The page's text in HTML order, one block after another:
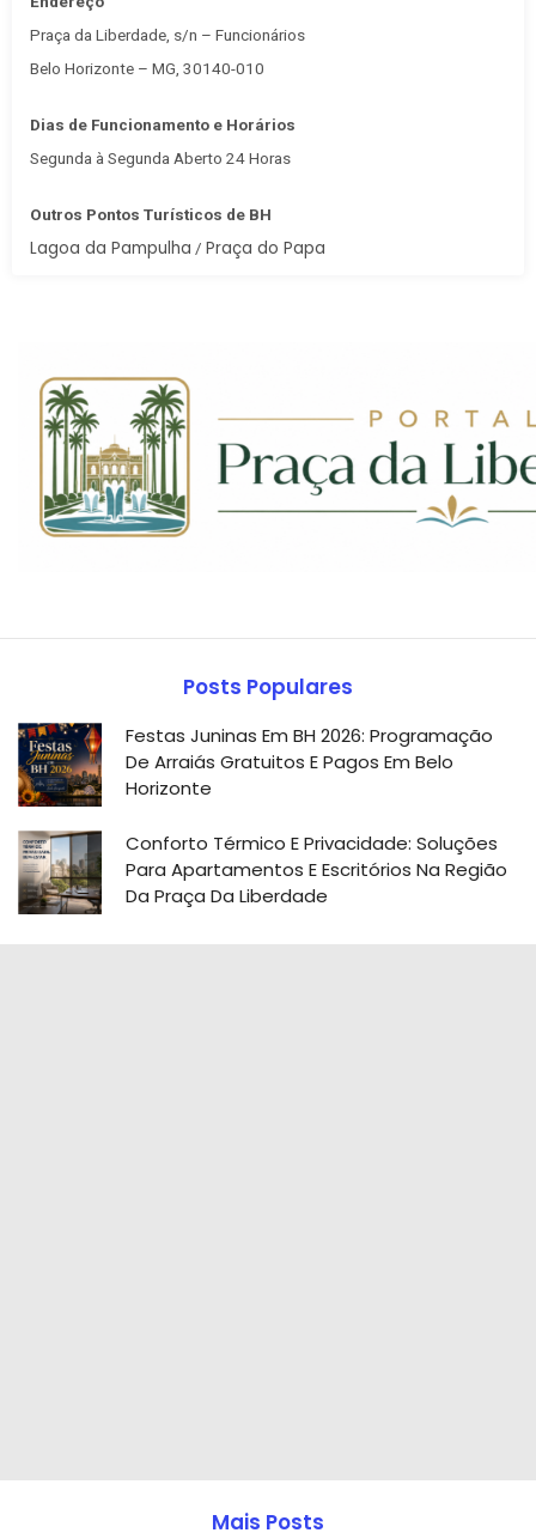
Praça da Liberdade, s/n – Funcionários
Belo Horizonte – MG, 30140-010
Dias de Funcionamento e Horários
Segunda à Segunda Aberto 24 Horas
Outros Pontos Turísticos de BH
Lagoa da Pampulha / Praça do Papa
Posts Populares
Festas Juninas Em BH 2026: Programação
De Arraiás Gratuitos E Pagos Em Belo
Horizonte
Conforto Térmico E Privacidade: Soluções
Para Apartamentos E Escritórios Na Região
Da Praça Da Liberdade
Mais Posts